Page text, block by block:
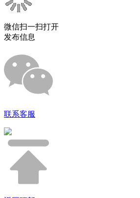
微信扫一扫打开
发布信息
联系客服